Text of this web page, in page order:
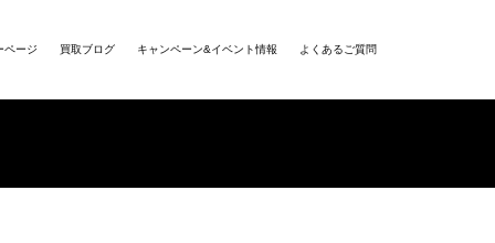
ページ 買取ブログ キャンペーン&イベント情報 よくあるご質問